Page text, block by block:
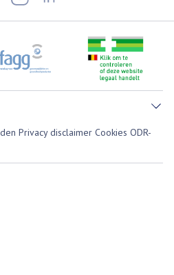
Privacy disclaimer Cookies ODR-